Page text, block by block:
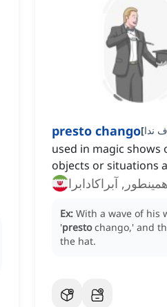
presto chango[ندا
used in magic
objects or situations
آبراکادابرا
Ex: With a wave of his
'presto chango,' and
the hat.